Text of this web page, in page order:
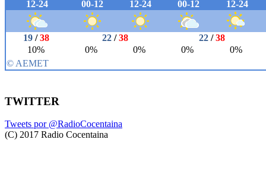
TWITTER
Tweets por @RadioCocentaina
(C) 2017 Radio Cocentaina